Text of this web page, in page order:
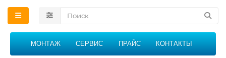
МОНТАЖ СЕРВИС ПРАЙС КОНТАКТЫ